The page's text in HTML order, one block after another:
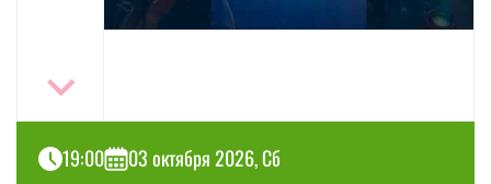
19:00 03 октября 2026, Сб